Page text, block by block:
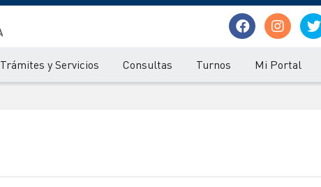
Trámites y Servicios Consultas Turnos Mi Portal